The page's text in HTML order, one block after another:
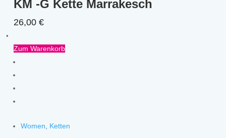
KM -G Kette Marrakesch
26,00€
Zum Warenkorb
Women Ketten